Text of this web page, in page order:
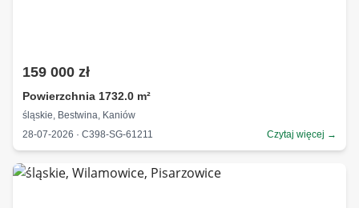
159 000 zł
Powierzchnia 1732.0 m²
śląskie, Bestwina, Kaniów
28-07-2026 · C398-SG-61211
Czytaj więcej →